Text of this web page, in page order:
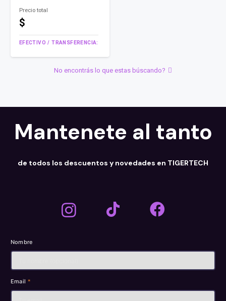
Precio total
$
EFECTIVO / TRANSFERENCIA:
No encontrás lo que estas búscando?
Mantenete al tanto
de todos los descuentos y novedades en TIGERTECH
Nombre
Email *